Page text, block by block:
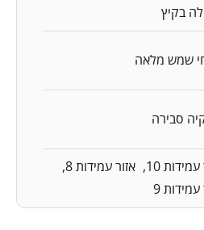
בקיץ
שמש מלאה
סבירה
10
אזור עמידות 8
9